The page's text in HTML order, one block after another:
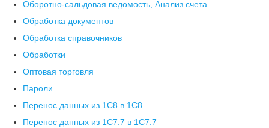
Оборотно-сальдовая ведомость, Анализ счета
Обработка документов
Обработка справочников
Обработки
Оптовая торговля
Пароли
Перенос данных из 1C8 в 1C8
Перенос данных из 1С7.7 в 1C7.7